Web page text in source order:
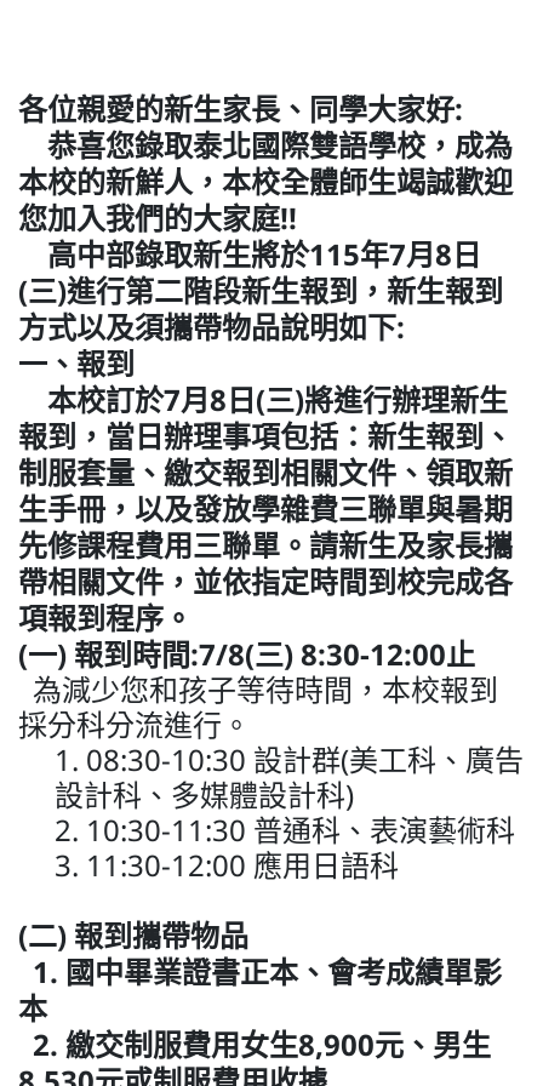
各位親愛的新生家長、同學大家好:
恭喜您錄取泰北國際雙語學校，成為
本校的新鮮人，本校全體師生竭誠歡迎
您加入我們的大家庭!!
高中部錄取新生將於115年7月8日
(三)進行第二階段新生報到，新生報到
方式以及須攜帶物品說明如下:
一、報到
本校訂於7月8日(三)將進行辦理新生
報到，當日辦理事項包括：新生報到、
制服套量、繳交報到相關文件、領取新
生手冊，以及發放學雜費三聯單與暑期
先修課程費用三聯單。請新生及家長攜
帶相關文件，並依指定時間到校完成各
項報到程序。
(一) 報到時間:7/8(三) 8:30-12:00止
為減少您和孩子等待時間，本校報到
採分科分流進行。
1. 08:30-10:30 設計群(美工科、廣告
設計科、多媒體設計科)
2. 10:30-11:30 普通科、表演藝術科
3. 11:30-12:00 應用日語科
(二) 報到攜帶物品
1. 國中畢業證書正本、會考成績單影
本
2. 繳交制服費用女生8,900元、男生
技術型高中
雙語國中部
雙語國小部
招生網站